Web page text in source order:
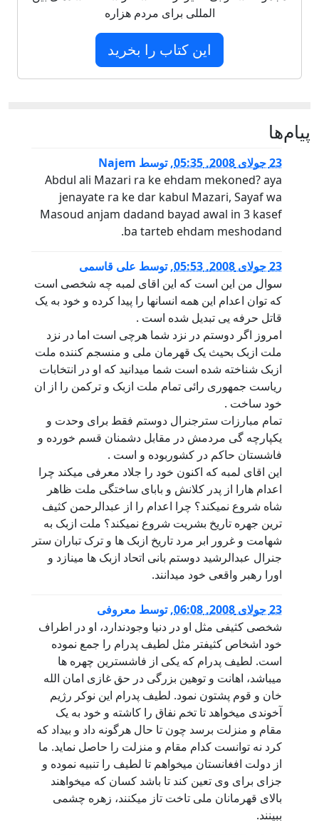
المللی برای مردم هزاره
این کتاب را بخرید
پيام‌ها
23 جولای 2008, 05:35 ,توسط Najem
Abdul ali Mazari ra ke ehdam mekoned? aya
jenayate ra ke dar kabul Mazari, Sayaf wa
Masoud anjam dadand bayad awal in 3 kasef
ba tarteb ehdam meshodand.
23 جولای 2008, 05:53 ,توسط علی قاسمی
سوال من این است که این اقای لمبه چه شخصی است
که توان اعدام این همه انسانها را پیدا کرده و خود به یک
قاتل حرفه یی تبدیل شده است .
امروز اگر دوستم در نزد شما هرچی است اما در نزد
ملت ازبک بحیث یک قهرمان ملی و منسجم کننده ملت
ازبک شناخته شده است شما میدانید که او در انتخابات
ریاست جمهوری رائی تمام ملت ازبک و ترکمن را از ان
خود ساخت .
تمام مبارزات سترجنرال دوستم فقط برای وحدت و
یکپارچه گی مردمش در مقابل دشمنان قسم خورده و
فاشستان حاکم در کشوربوده و است .
این اقای لمبه که اکنون خود را جلاد معرفی میکند چرا
اعدام هارا از پدر کلانش و بابای ساختگی ملت ظاهر
شاه شروع نمیکند؟ چرا اعدام را از عبدالرحمن کثیف
ترین جهره تاریخ بشریت شروع نمیکند؟ ملت ازبک به
شهامت و غرور ابر مرد تاریخ ازبک ها و ترک تباران ستر
جنرال عبدالرشید دوستم بانی اتحاد ازبک ها مینازد و
اورا رهبر واقعی خود میدانند.
23 جولای 2008, 06:08 ,توسط معروفی
شخصی کثیفی مثل او در دنیا وجودندارد، او در اطراف
خود اشخاص کثیفتر مثل لطیف پدرام را جمع نموده
است. لطیف پدرام که یکی از فاشسترین چهره ها
میباشد، اهانت و توهین بزرگی در حق غازی امان الله
خان و قوم پشتون نمود. لطیف پدرام این نوکر رژیم
آخوندی میخواهد تا تخم نفاق را کاشته و خود به یک
مقام و منزلت برسد چون تا حال هرگونه داد و بیداد که
کرد نه توانست کدام مقام و منزلت را حاصل نماید. ما
از دولت افغانستان میخواهم تا لطیف را تنبیه نموده و
جزای برای وی تعین کند تا باشد کسان که میخواهند
بالای قهرمانان ملی تاخت تاز میکنند، زهره چشمی
ببینند.